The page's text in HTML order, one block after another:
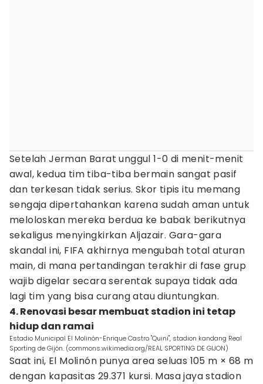
Setelah Jerman Barat unggul 1-0 di menit-menit
awal, kedua tim tiba-tiba bermain sangat pasif
dan terkesan tidak serius. Skor tipis itu memang
sengaja dipertahankan karena sudah aman untuk
meloloskan mereka berdua ke babak berikutnya
sekaligus menyingkirkan Aljazair. Gara-gara
skandal ini, FIFA akhirnya mengubah total aturan
main, di mana pertandingan terakhir di fase grup
wajib digelar secara serentak supaya tidak ada
lagi tim yang bisa curang atau diuntungkan.
4. Renovasi besar membuat stadion ini tetap
hidup dan ramai
Estadio Municipal El Molinón-Enrique Castro "Quini", stadion kandang Real
Sporting de Gijón. (commons.wikimedia.org/REAL SPORTING DE GIJON)
Saat ini, El Molinón punya area seluas 105 m × 68 m
dengan kapasitas 29.371 kursi. Masa jaya stadion